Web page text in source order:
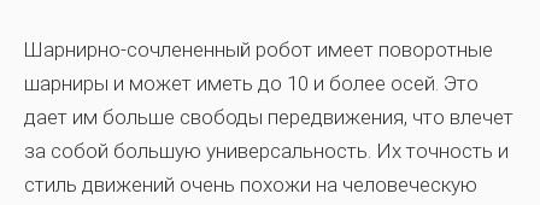
Шарнирно-сочлененный робот имеет поворотные
шарниры и может иметь до 10 и более осей. Это
дает им больше свободы передвижения, что влечет
за собой большую универсальность. Их точность и
стиль движений очень похожи на человеческую